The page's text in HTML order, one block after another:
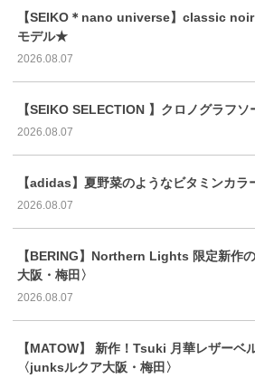
【SEIKO＊nano universe】classic
モデル★
2026.08.07
【SEIKO SELECTION 】クロノグラフ
2026.08.07
【adidas】夏野菜のようなビタミンカ
2026.08.07
【BERING】Northern Lights 限定新作
大阪・梅田〉
2026.08.07
【MATOW】 新作！Tsuki 月華レザーベ
〈junksルクア大阪・梅田〉